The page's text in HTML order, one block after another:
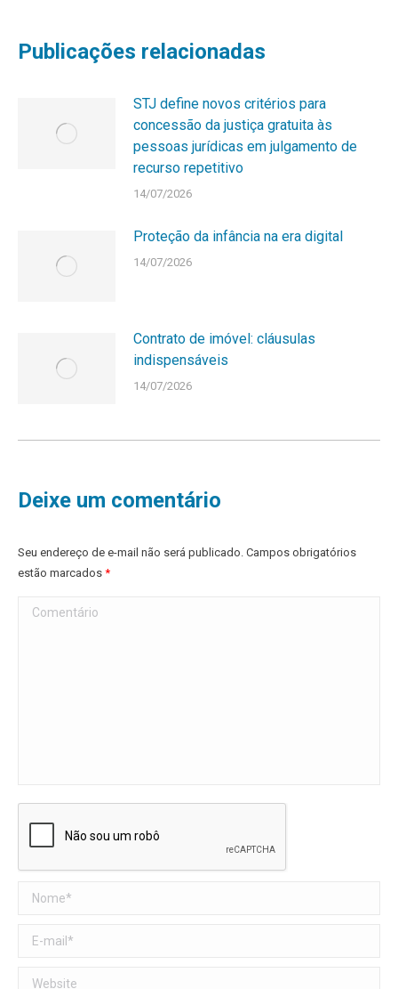
Publicações relacionadas
STJ define novos critérios para
concessão da justiça gratuita às
pessoas jurídicas em julgamento de
recurso repetitivo
14/07/2026
Proteção da infância na era digital
14/07/2026
Contrato de imóvel: cláusulas
indispensáveis
14/07/2026
Deixe um comentário
Seu endereço de e-mail não será publicado. Campos obrigatórios
estão marcados *
Comentário
Nome *
E-mail *
Website